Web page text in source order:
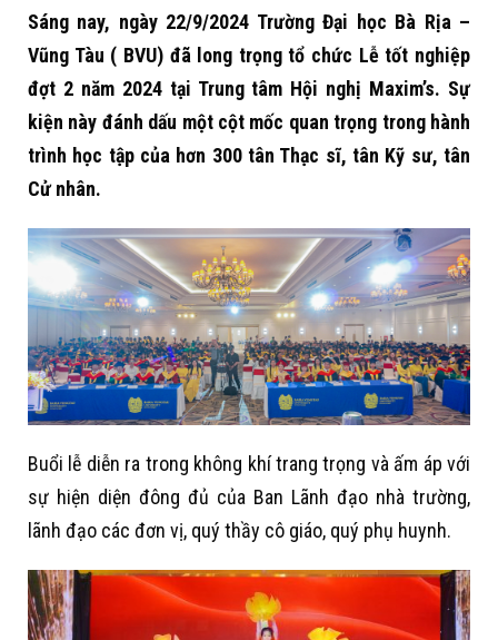
Sáng nay, ngày 22/9/2024 Trường Đại học Bà Rịa –
Vũng Tàu ( BVU) đã long trọng tổ chức Lễ tốt nghiệp
đợt 2 năm 2024 tại Trung tâm Hội nghị Maxim’s. Sự
kiện này đánh dấu một cột mốc quan trọng trong hành
trình học tập của hơn 300 tân Thạc sĩ, tân Kỹ sư, tân
Cử nhân.
Buổi lễ diễn ra trong không khí trang trọng và ấm áp với
sự hiện diện đông đủ của Ban Lãnh đạo nhà trường,
lãnh đạo các đơn vị, quý thầy cô giáo, quý phụ huynh.